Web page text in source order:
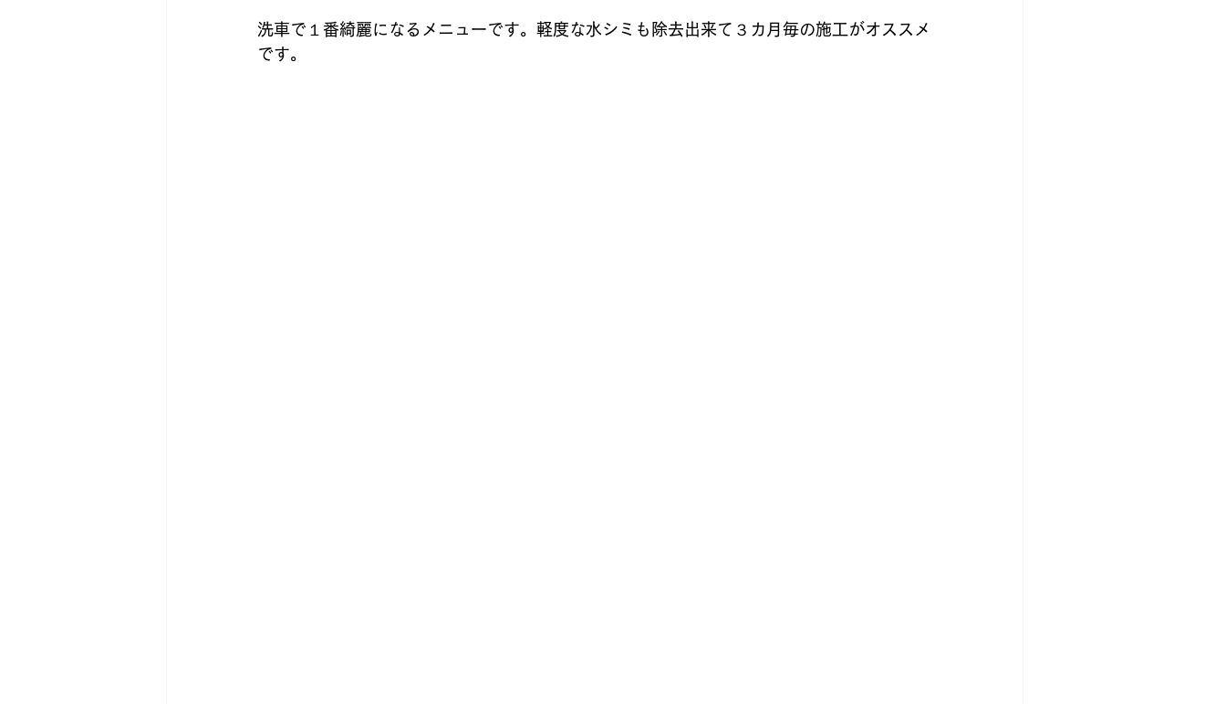
洗車で１番綺麗になるメニューです。軽度な水シミも除去出来て３カ月毎の施工がオススメ
です。